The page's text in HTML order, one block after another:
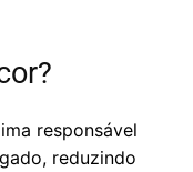
responsável
reduzindo